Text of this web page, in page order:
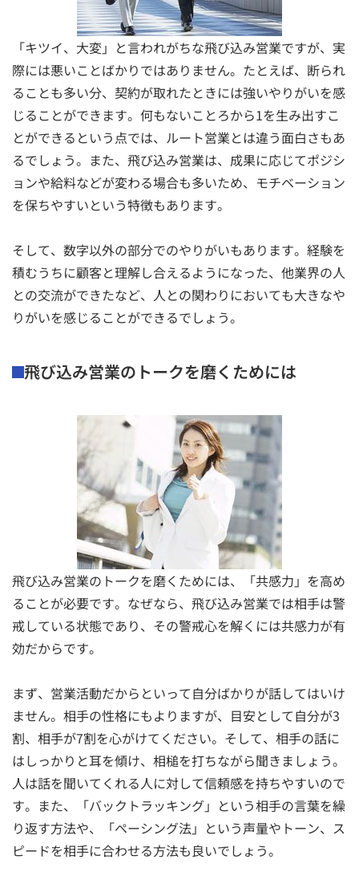
「キツイ、大変」と言われがちな飛び込み営業ですが、実
際には悪いことばかりではありません。たとえば、断られ
ることも多い分、契約が取れたときには強いやりがいを感
じることができます。何もないことろから1を生み出すこ
とができるという点では、ルート営業とは違う面白さもあ
るでしょう。また、飛び込み営業は、成果に応じてポジシ
ョンや給料などが変わる場合も多いため、モチベーション
を保ちやすいという特徴もあります。
そして、数字以外の部分でのやりがいもあります。経験を
積むうちに顧客と理解し合えるようになった、他業界の人
との交流ができたなど、人との関わりにおいても大きなや
りがいを感じることができるでしょう。
飛び込み営業のトークを磨くためには
飛び込み営業のトークを磨くためには、「共感力」を高め
ることが必要です。なぜなら、飛び込み営業では相手は警
戒している状態であり、その警戒心を解くには共感力が有
効だからです。
まず、営業活動だからといって自分ばかりが話してはいけ
ません。相手の性格にもよりますが、目安として自分が3
割、相手が7割を心がけてください。そして、相手の話に
はしっかりと耳を傾け、相槌を打ちながら聞きましょう。
人は話を聞いてくれる人に対して信頼感を持ちやすいので
す。また、「バックトラッキング」という相手の言葉を繰
り返す方法や、「ペーシング法」という声量やトーン、ス
ピードを相手に合わせる方法も良いでしょう。